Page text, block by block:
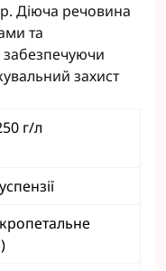
Діюча речовина
та
захист
г/л